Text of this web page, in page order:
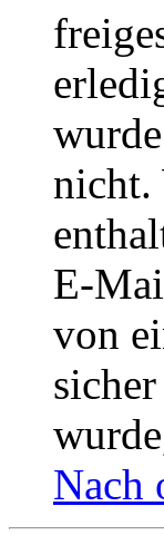
nicht.
E-
von
Nach